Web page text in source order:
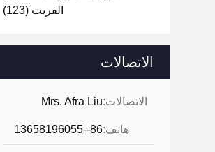
الفريت (123)
الاتصالات
الاتصالات:Mrs. Afra Liu
هاتف:86--13658196055